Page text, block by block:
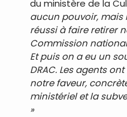
du ministère de la
aucun pouvoir,
réussi à faire retirer
Commission
Et puis on a eu un
DRAC. Les agents
notre faveur,
ministériel et la
»